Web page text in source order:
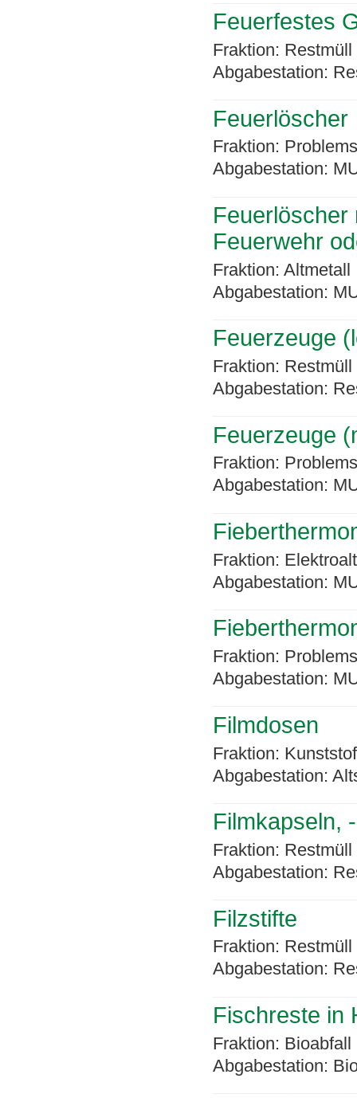
Feuerfestes
Fraktion: Restmüll
Abgabestation:
Feuerlöscher
Fraktion:
Abgabestation:
Feuerlöscher
Feuerwehr
Fraktion: Altmetall
Abgabestation:
Feuerzeuge
Fraktion: Restmüll
Abgabestation:
Feuerzeuge
Fraktion:
Abgabestation:
Fraktion:
Abgabestation:
Fraktion:
Abgabestation:
Filmdosen
Fraktion:
Abgabestation:
Filmkapseln,
Fraktion: Restmüll
Abgabestation:
Filzstifte
Fraktion: Restmüll
Abgabestation:
Fischreste in
Fraktion: Bioabfall
Abgabestation: